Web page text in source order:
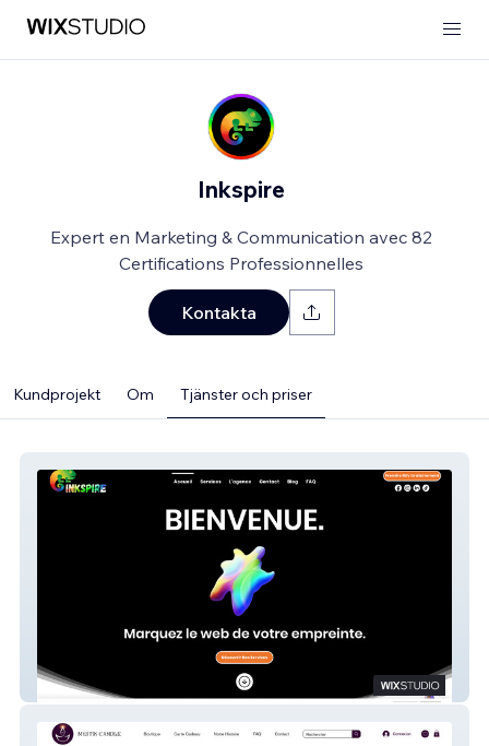
Inkspire
Expert en Marketing & Communication avec 82
Certifications Professionnelles
Kontakta
Kundprojekt Om Tjänster och priser
Inkspire